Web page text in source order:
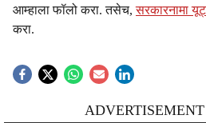
आम्हाला फॉलो करा. तसेच,सरकारनामा
करा.